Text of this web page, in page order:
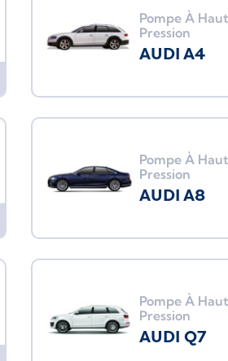
Pompe À
Pression
AUDI A4
Pompe À
Pression
AUDI A8
Pompe À
Pression
AUDI Q7